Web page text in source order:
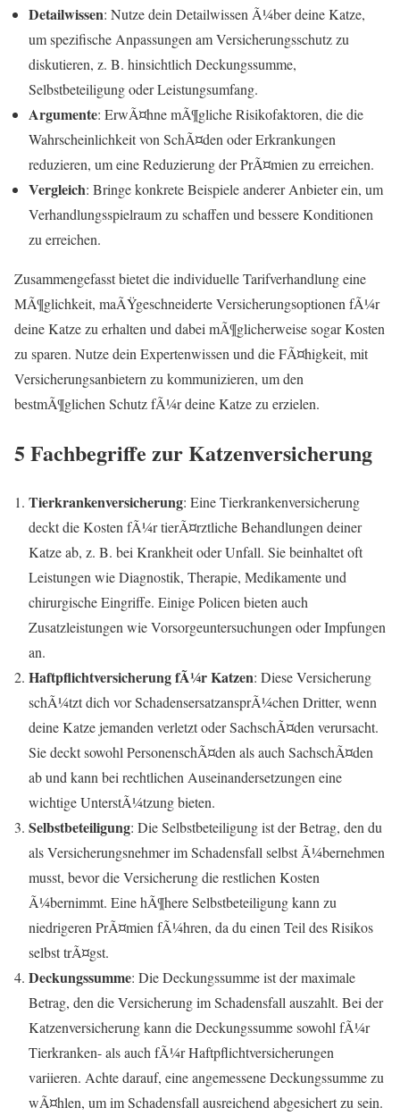
Detailwissen: Nutze dein Detailwissen Ã¼ber deine Katze,
um spezifische Anpassungen am Versicherungsschutz zu
diskutieren, z. B. hinsichtlich Deckungssumme,
Selbstbeteiligung oder Leistungsumfang.
Argumente: ErwÃ¤hne mÃ¶gliche Risikofaktoren, die die
Wahrscheinlichkeit von SchÃ¤den oder Erkrankungen
reduzieren, um eine Reduzierung der PrÃ¤mien zu erreichen.
Vergleich: Bringe konkrete Beispiele anderer Anbieter ein, um
Verhandlungsspielraum zu schaffen und bessere Konditionen
zu erreichen.
Zusammengefasst bietet die individuelle Tarifverhandlung eine
MÃ¶glichkeit, maÃŸgeschneiderte Versicherungsoptionen fÃ¼r
deine Katze zu erhalten und dabei mÃ¶glicherweise sogar Kosten
zu sparen. Nutze dein Expertenwissen und die FÃ¤higkeit, mit
Versicherungsanbietern zu kommunizieren, um den
bestmÃ¶glichen Schutz fÃ¼r deine Katze zu erzielen.
5 Fachbegriffe zur Katzenversicherung
Tierkrankenversicherung: Eine Tierkrankenversicherung
deckt die Kosten fÃ¼r tierÃ¤rztliche Behandlungen deiner
Katze ab, z. B. bei Krankheit oder Unfall. Sie beinhaltet oft
Leistungen wie Diagnostik, Therapie, Medikamente und
chirurgische Eingriffe. Einige Policen bieten auch
Zusatzleistungen wie Vorsorgeuntersuchungen oder Impfungen
an.
Haftpflichtversicherung fÃ¼r Katzen: Diese Versicherung
schÃ¼tzt dich vor SchadensersatzansprÃ¼chen Dritter, wenn
deine Katze jemanden verletzt oder SachschÃ¤den verursacht.
Sie deckt sowohl PersonenschÃ¤den als auch SachschÃ¤den
ab und kann bei rechtlichen Auseinandersetzungen eine
wichtige UnterstÃ¼tzung bieten.
Selbstbeteiligung: Die Selbstbeteiligung ist der Betrag, den du
als Versicherungsnehmer im Schadensfall selbst Ã¼bernehmen
musst, bevor die Versicherung die restlichen Kosten
Ã¼bernimmt. Eine hÃ¶here Selbstbeteiligung kann zu
niedrigeren PrÃ¤mien fÃ¼hren, da du einen Teil des Risikos
selbst trÃ¤gst.
Deckungssumme: Die Deckungssumme ist der maximale
Betrag, den die Versicherung im Schadensfall auszahlt. Bei der
Katzenversicherung kann die Deckungssumme sowohl fÃ¼r
Tierkranken- als auch fÃ¼r Haftpflichtversicherungen
variieren. Achte darauf, eine angemessene Deckungssumme zu
wÃ¤hlen, um im Schadensfall ausreichend abgesichert zu sein.